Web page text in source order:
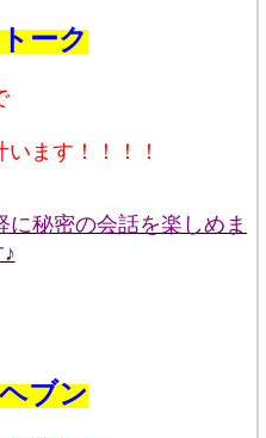
ーク
ます！！！！
秘密の会話を楽しめま
ブン